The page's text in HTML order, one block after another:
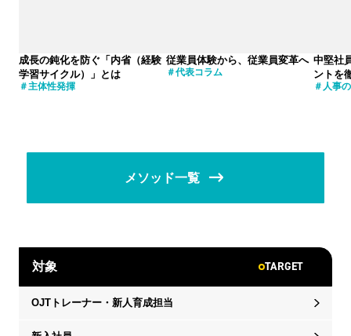
成長の鈍化を防ぐ「内省（経験
学習サイクル）」とは
主体性発揮
従業員体験から、従業員変革へ
代表コラム
中堅社
ントを
人事
メソッド一覧
対象 TARGET
OJTトレーナー・新人育成担当